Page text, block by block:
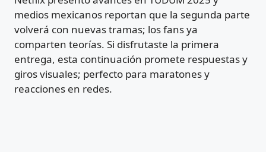
medios mexicanos reportan que la segunda parte
volverá con nuevas tramas; los fans ya
comparten teorías. Si disfrutaste la primera
entrega, esta continuación promete respuestas y
giros visuales; perfecto para maratones y
reacciones en redes.